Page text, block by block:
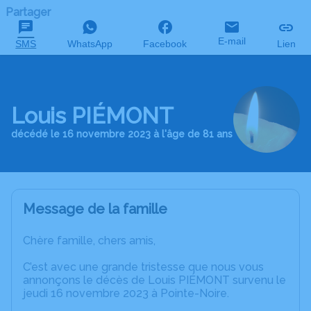
Partager
SMS WhatsApp Facebook E-mail Lien
Louis PIÉMONT
décédé le 16 novembre 2023 à l'âge de 81 ans
Message de la famille
Chère famille, chers amis,
C’est avec une grande tristesse que nous vous
annonçons le décès de Louis PIÉMONT survenu le
jeudi 16 novembre 2023 à Pointe-Noire.